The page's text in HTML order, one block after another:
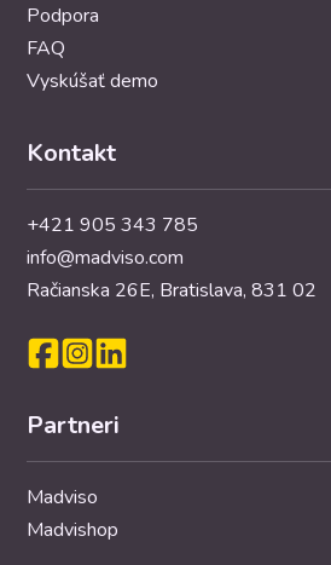
Podpora
FAQ
Vyskúšať demo
Kontakt
+421 905 343 785
info@madviso.com
Račianska 26E, Bratislava, 831 02
Partneri
Madviso
Madvishop